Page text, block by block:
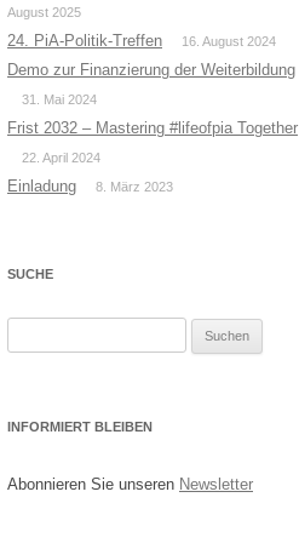
August 2025
24. PiA-Politik-Treffen 16. August 2024
Demo zur Finanzierung der Weiterbildung
31. Mai 2024
Frist 2032 – Mastering #lifeofpia Together
22. April 2024
Einladung 8. März 2023
SUCHE
INFORMIERT BLEIBEN
Abonnieren Sie unseren Newsletter